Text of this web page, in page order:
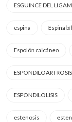
ESGUINCE DEL
espina Espina
Espolón calcáneo
ESPONDILOLISIS
estenosis